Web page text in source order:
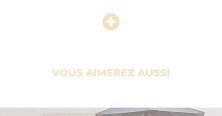
VOUS AIMEREZ AUSSI